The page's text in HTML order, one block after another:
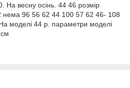
На весну осінь. 44 46 розмір
нема 96 56 62 44 100 57 62 46- 108
моделі 44 р. параметри моделі